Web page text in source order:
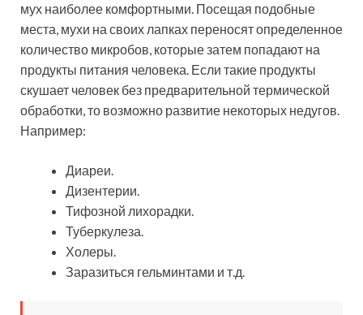
мух наиболее комфортными. Посещая подобные
места, мухи на своих лапках переносят определенное
количество микробов, которые затем попадают на
продукты питания человека. Если такие продукты
скушает человек без предварительной термической
обработки, то возможно развитие некоторых недугов.
Например:
Диареи.
Дизентерии.
Тифозной лихорадки.
Туберкулеза.
Холеры.
Заразиться гельминтами и т.д.